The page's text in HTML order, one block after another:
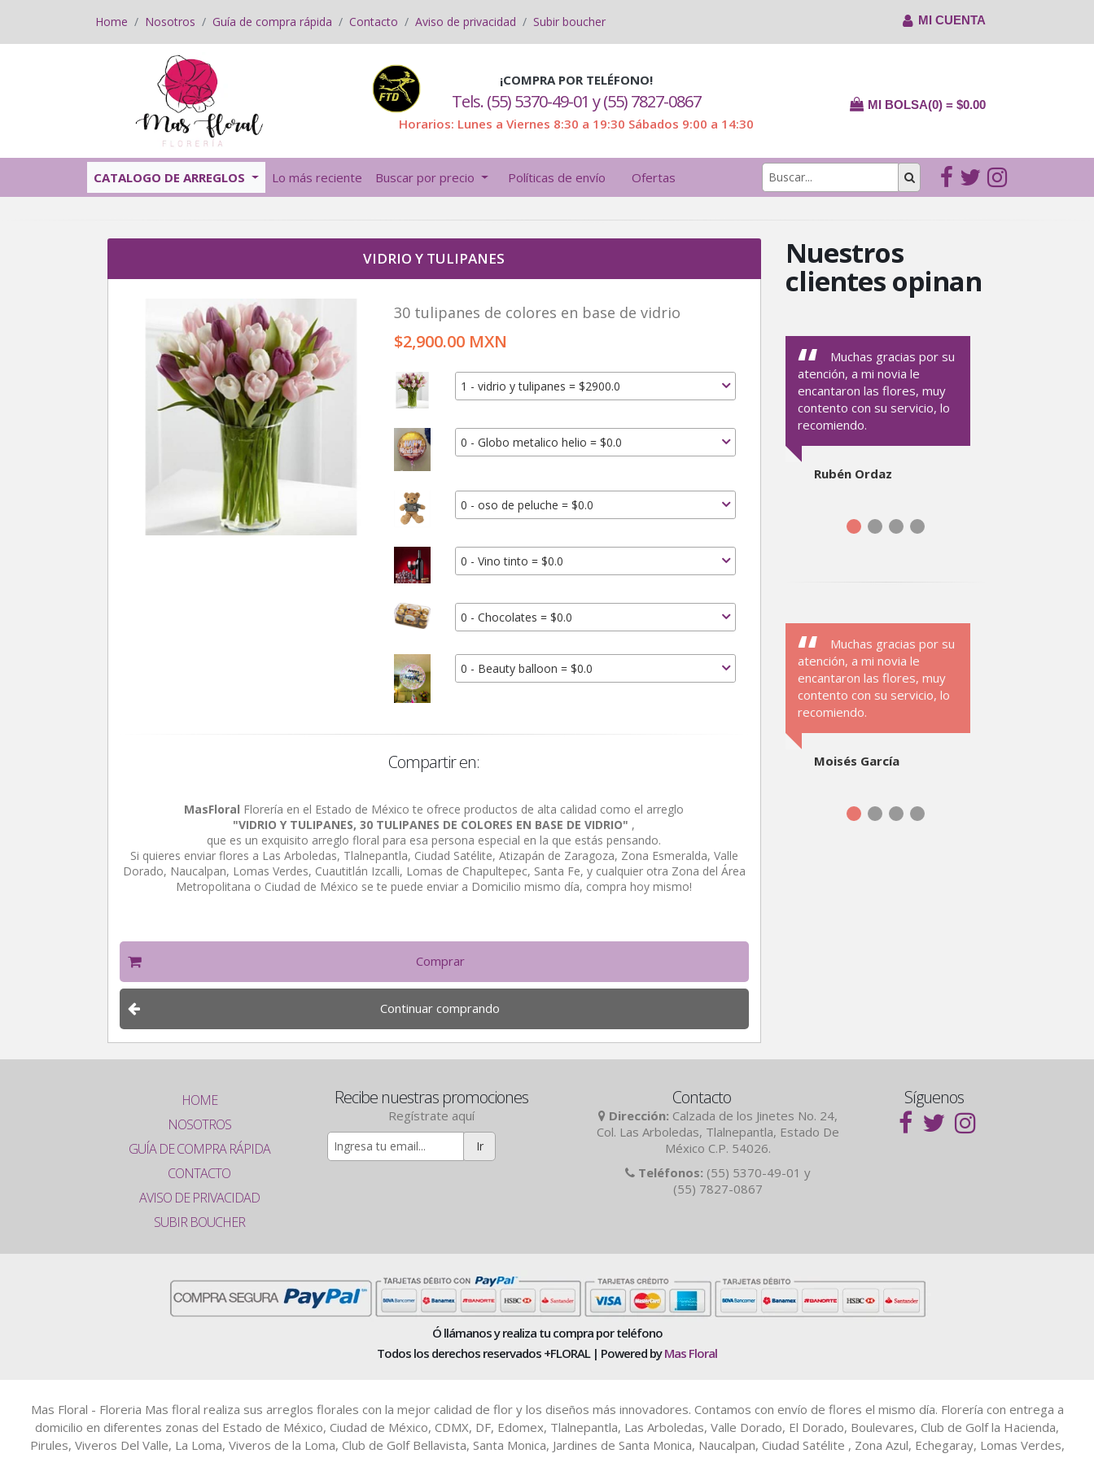
Home Nosotros Guía de compra rápida Contacto Aviso de privacidad Subir boucher MI CUENTA
¡COMPRA POR TELÉFONO!
Tels. (55) 5370-49-01 y (55) 7827-0867
Horarios: Lunes a Viernes 8:30 a 19:30 Sábados 9:00 a 14:30
MI BOLSA(0) = $0.00
CATALOGO DE ARREGLOS Lo más reciente Buscar por precio Políticas de envío Ofertas
VIDRIO Y TULIPANES
30 tulipanes de colores en base de vidrio
$2,900.00 MXN
1 - vidrio y tulipanes = $2900.0
0 - Globo metalico helio = $0.0
0 - oso de peluche = $0.0
0 - Vino tinto = $0.0
0 - Chocolates = $0.0
0 - Beauty balloon = $0.0
Compartir en:
MasFloral Florería en el Estado de México te ofrece productos de alta calidad como el arreglo
"VIDRIO Y TULIPANES, 30 TULIPANES DE COLORES EN BASE DE VIDRIO" ,
que es un exquisito arreglo floral para esa persona especial en la que estás pensando.
Si quieres enviar flores a Las Arboledas, Tlalnepantla, Ciudad Satélite, Atizapán de Zaragoza, Zona Esmeralda, Valle
Dorado, Naucalpan, Lomas Verdes, Cuautitlán Izcalli, Lomas de Chapultepec, Santa Fe, y cualquier otra Zona del Área
Metropolitana o Ciudad de México se te puede enviar a Domicilio mismo día, compra hoy mismo!
Comprar
Continuar comprando
Nuestros
clientes opinan
Muchas gracias por su
atención, a mi novia le
encantaron las flores, muy
contento con su servicio, lo
recomiendo.
Rubén Ordaz
Muchas gracias por su
atención, a mi novia le
encantaron las flores, muy
contento con su servicio, lo
recomiendo.
Moisés García
HOME
NOSOTROS
GUÍA DE COMPRA RÁPIDA
CONTACTO
AVISO DE PRIVACIDAD
SUBIR BOUCHER
Recibe nuestras promociones
Regístrate aquí
Ir
Contacto
Dirección: Calzada de los Jinetes No. 24,
Col. Las Arboledas, Tlalnepantla, Estado De
México C.P. 54026.
Teléfonos: (55) 5370-49-01 y
(55) 7827-0867
Síguenos
Ó llámanos y realiza tu compra por teléfono
Todos los derechos reservados +FLORAL | Powered byMas Floral
Mas Floral - Floreria Mas floral realiza sus arreglos florales con la mejor calidad de flor y los diseños más innovadores. Contamos con envío de flores el mismo día. Florería con entrega a
domicilio en diferentes zonas del Estado de México, Ciudad de México, CDMX, DF, Edomex, Tlalnepantla, Las Arboledas, Valle Dorado, El Dorado, Boulevares, Club de Golf la Hacienda,
Pirules, Viveros Del Valle, La Loma, Viveros de la Loma, Club de Golf Bellavista, Santa Monica, Jardines de Santa Monica, Naucalpan, Ciudad Satélite , Zona Azul, Echegaray, Lomas Verdes,